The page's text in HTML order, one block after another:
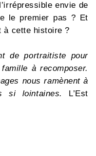
envie de
le premier pas ? Et
à cette histoire ?
de portraitiste pour
à recomposer.
nous ramènent à
si lointaines.
L’Est